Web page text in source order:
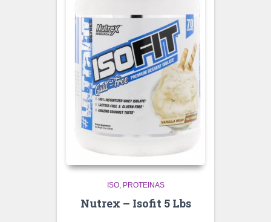
ISO PROTEINAS
Nutrex – Isofit 5 Lbs